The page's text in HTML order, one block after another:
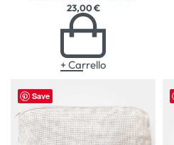
23,00€
+ Carrello
Save